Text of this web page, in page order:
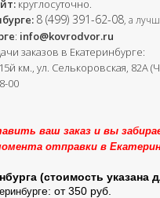
круглосуточно.
8 (499) 391-62-08, а
: info@kovrodvor.ru
заказов в Екатеринбурге:
км., ул. Селькоровская,
00
ваш заказ и вы
отправки в
а (стоимость указана
е: от 350 руб.